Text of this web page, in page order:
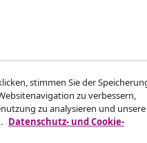
stimmen Sie der
zu verbessern,
zu analysieren und unsere
Datenschutz- und Cookie-